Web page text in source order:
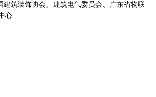
建筑装饰协会、建筑电气委员会、广东省物联
心